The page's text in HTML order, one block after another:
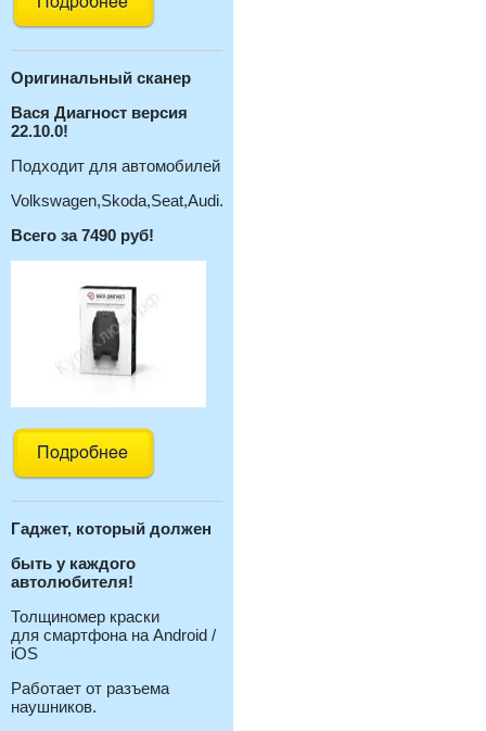
Оригинальный сканер
Вася Диагност версия
22.10.0!
Подходит для автомобилей
Volkswagen,Skoda,Seat,Audi.
Всего за 7490 руб!
Гаджет, который должен
быть у каждого
автолюбителя!
Толщиномер краски
для смартфона на Android /
iOS
Работает от разъема
наушников.